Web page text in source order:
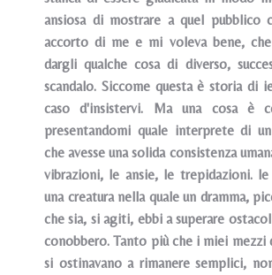
ansiosa di mostrare a quel pubblico
accorto di me e mi voleva bene,
dargli qualche cosa di diverso,
scandalo. Siccome questa è storia di
caso d'insistervi. Ma una cosa è
presentandomi quale interprete di
che avesse una solida consistenza
vibrazioni, le ansie, le trepidazioni.
una creatura nella quale un dramma,
che sia, si agiti, ebbi a superare
conobbero. Tanto più che i miei mezzi
si ostinavano a rimanere semplici,